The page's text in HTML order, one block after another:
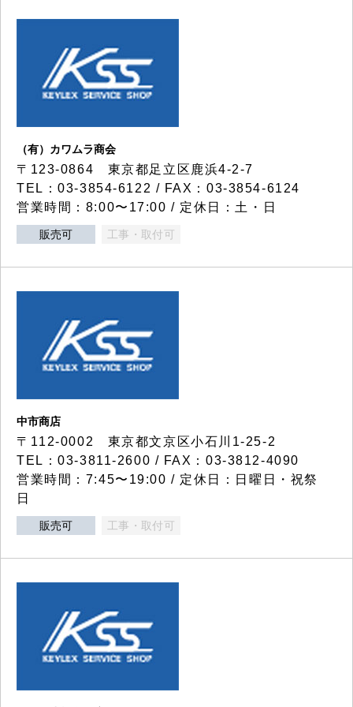
（有）カワムラ商会
〒123-0864 東京都足立区鹿浜4-2-7
TEL：03-3854-6122 / FAX：03-3854-6124
営業時間：8:00〜17:00 / 定休日：土・日
販売可 工事・取付可
中市商店
〒112-0002 東京都文京区小石川1-25-2
TEL：03-3811-2600 / FAX：03-3812-4090
営業時間：7:45〜19:00 / 定休日：日曜日・祝祭
日
販売可 工事・取付可